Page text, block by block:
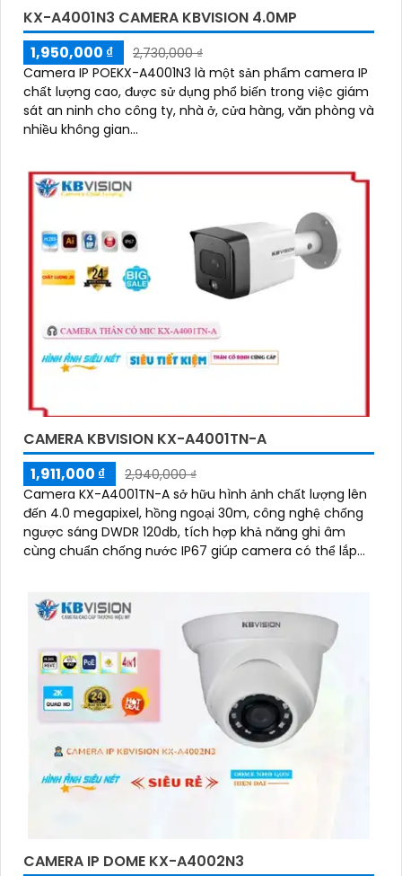
KX-A4001N3 CAMERA KBVISION 4.0MP
1,950,000 ₫
2,730,000 ₫
Camera IP POEKX-A4001N3 là một sản phẩm camera IP
chất lượng cao, được sử dụng phổ biến trong việc giám
sát an ninh cho công ty, nhà ở, cửa hàng, văn phòng và
nhiều không gian...
CAMERA KBVISION KX-A4001TN-A
1,911,000 ₫
2,940,000 ₫
Camera KX-A4001TN-A sở hữu hình ảnh chất lượng lên
đến 4.0 megapixel, hồng ngoại 30m, công nghệ chống
ngược sáng DWDR 120db, tích hợp khả năng ghi âm
cùng chuẩn chống nước IP67 giúp camera có thể lắp
CAMERA IP DOME KX-A4002N3